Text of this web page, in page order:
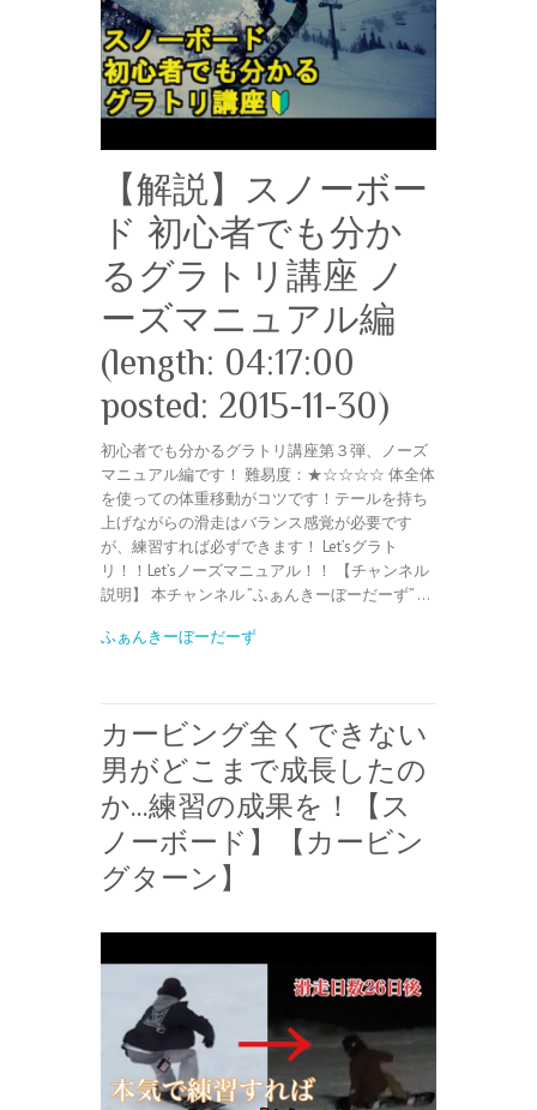
【解説】スノーボー
ド 初心者でも分か
るグラトリ講座 ノ
ーズマニュアル編
(length: 04:17:00
posted: 2015-11-30)
初心者でも分かるグラトリ講座第３弾、ノーズ
マニュアル編です！ 難易度：★☆☆☆☆ 体全体
を使っての体重移動がコツです！テールを持ち
上げながらの滑走はバランス感覚が必要です
が、練習すれば必ずできます！ Let’sグラト
リ！！Let’sノーズマニュアル！！ 【チャンネル
説明】 本チャンネル ”ふぁんきーぼーだーず” …
ふぁんきーぼーだーず
カービング全くできない
男がどこまで成長したの
か…練習の成果を！【ス
ノーボード】【カービン
グターン】